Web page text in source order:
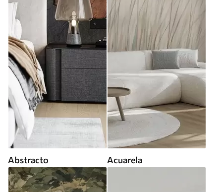
Abstracto Acuarela